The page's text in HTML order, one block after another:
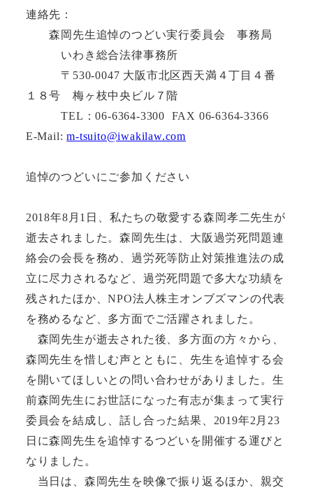
連絡先：
森岡先生追悼のつどい実行委員会 事務局
いわき総合法律事務所
〒530-0047 大阪市北区西天満４丁目４番
１８号 梅ヶ枝中央ビル７階
TEL：06-6364-3300 FAX 06-6364-3366
E-Mail:m-tsuito@iwakilaw.com
追悼のつどいにご参加ください
2018年8月1日、私たちの敬愛する森岡孝二先生が
逝去されました。森岡先生は、大阪過労死問題連
絡会の会長を務め、過労死等防止対策推進法の成
立に尽力されるなど、過労死問題で多大な功績を
残されたほか、NPO法人株主オンブズマンの代表
を務めるなど、多方面でご活躍されました。
森岡先生が逝去された後、多方面の方々から、
森岡先生を惜しむ声とともに、先生を追悼する会
を開いてほしいとの問い合わせがありました。生
前森岡先生にお世話になった有志が集まって実行
委員会を結成し、話し合った結果、2019年2月23
日に森岡先生を追悼するつどいを開催する運びと
なりました。
当日は、森岡先生を映像で振り返るほか、親交